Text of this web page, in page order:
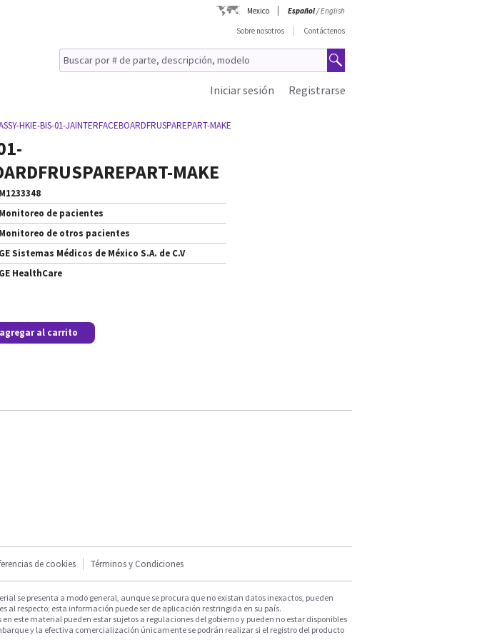
Mexico Español/English
Sobre nosotros
Contáctenos
Registrarse
Iniciar sesión
HKIE-BIS-01-JAINTERFACEBOARDFRUSPAREPART-MAKE
MAKE
M1233348
Monitoreo de pacientes
Monitoreo de otros pacientes
GE Sistemas Médicos de México S.A. de C.V
GE HealthCare
al carrito
de cookies Términos y Condiciones
se presenta a modo general, aunque se procura que no existan datos inexactos, pueden
al respecto; esta información puede ser de aplicación restringida en su país.
este material pueden estar sujetos a regulaciones del gobierno y pueden no estar disponibles
y la efectiva comercialización únicamente se podrán realizar si el registro del producto